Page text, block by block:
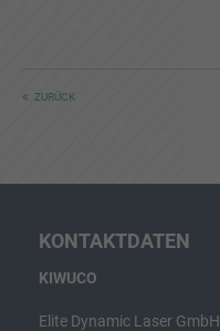
ZURÜCK
KONTAKTDATEN
KIWUCO
Elite Dynamic Laser GmbH